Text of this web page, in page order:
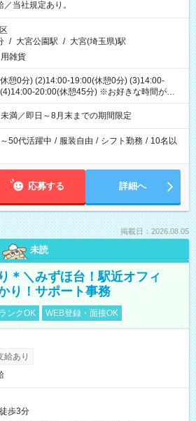
／当社規定あり。
/ 大宮公園駅 / 大宮(埼玉県)駅
雑貨
憩0分) (2)14:00-19:00(休憩0分) (3)14:00-
20:00(休憩45分) ※お好きな時間が選べ
満／即日～8月末までの期間限定
50代活躍中 / 服装自由 / シフト勤務 / 10名以
応募する 詳細へ
掲載日：2026.08.05
未読
＊＼みずほ台！駅近オフィ
り！サポート事務
ンクOK WEB登録・面接OK
給あり
歩3分